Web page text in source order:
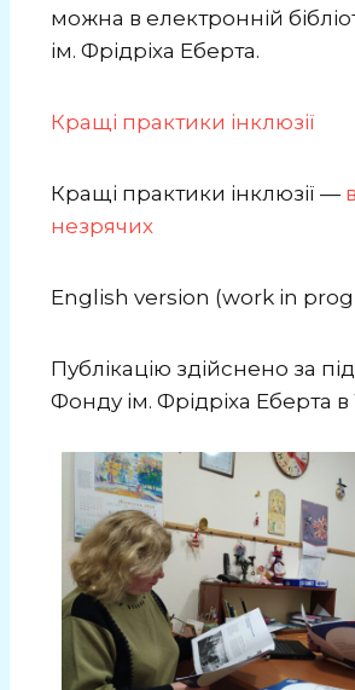
можна в електронній
ім. Фрідріха Еберта.
Кращі практики інклюзії
Кращі практики інклюзії —
незрячих
English version (work in
Публікацію здійснено за
Фонду ім. Фрідріха Еберта в